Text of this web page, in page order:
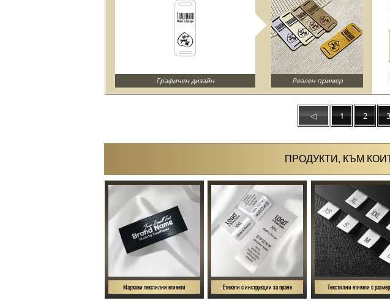
Графичен дизайн Реален пример
◁ 1 2 3
ПРОДУКТИ, КЪМ
Маркови текстилни етикети Етикети с инструкции за пране Текстилни етикети с